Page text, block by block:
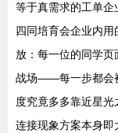
等于真需求的工单企
四同培育会企业内
放：每一位的同学页
战场——每一步都会
度究竟多多靠近星
连接现象方案本身